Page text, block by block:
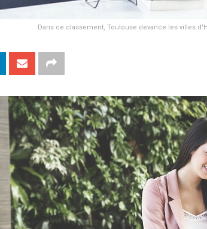
Dans ce classement, Toulouse devance les villes